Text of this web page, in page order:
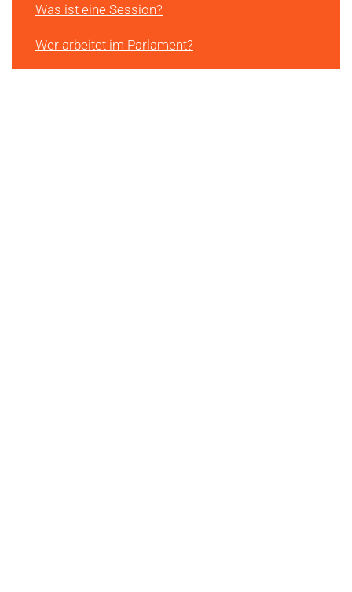
Was ist eine Session?
Wer arbeitet im Parlament?